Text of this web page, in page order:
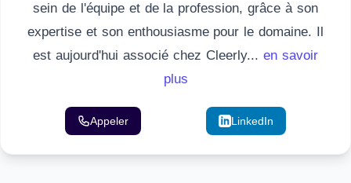
sein de l'équipe et de la profession, grâce à son
expertise et son enthousiasme pour le domaine. Il
est aujourd'hui associé chez Cleerly... en savoir
plus
Appeler LinkedIn